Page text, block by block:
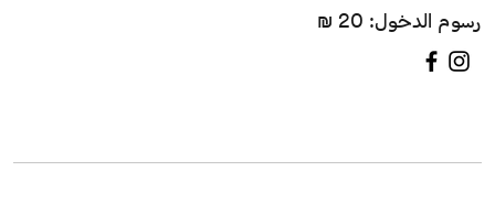
رسوم الدخول: 20 ₪